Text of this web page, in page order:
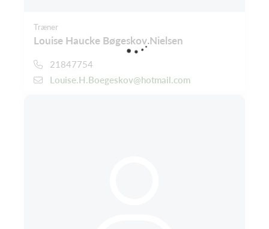
Træner
Louise Haucke Bøgeskov Nielsen
21847754
Louise.H.Boegeskov@hotmail.com